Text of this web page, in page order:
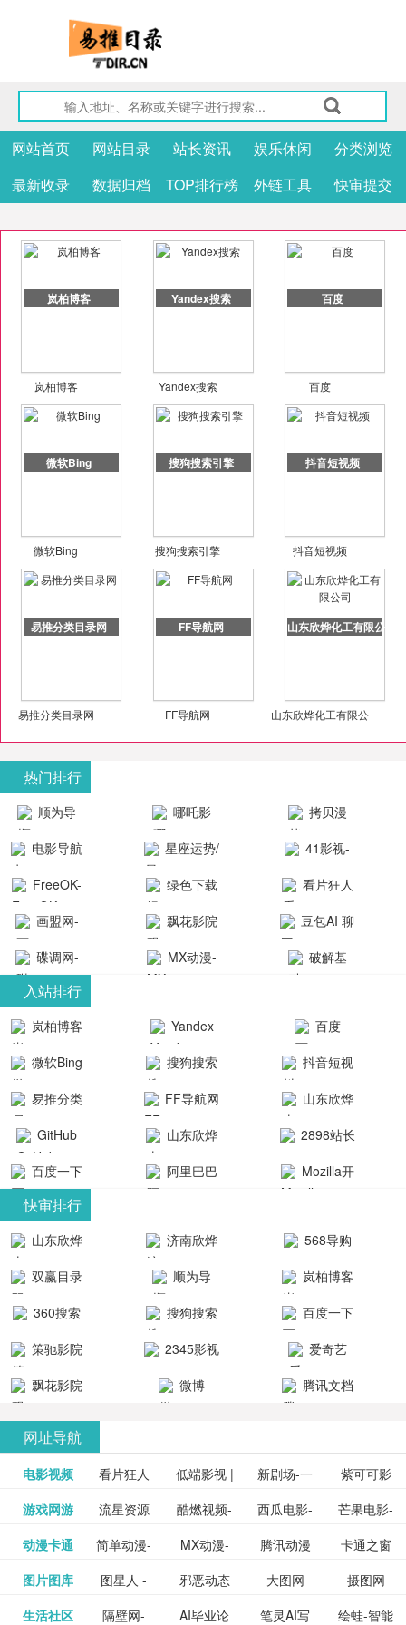
网站首页 网站目录 站长资讯 娱乐休闲
分类浏览
最新收录
数据归档 TOP排行榜 外链工具 快审提交
岚柏博客
岚柏博客
Yandex搜索
Yandex搜索
百度
百度
微软Bing
微软Bing
搜狗搜索引擎
搜狗搜索引擎
抖音短视频
抖音短视频
易推分类目录网
易推分类目录网
FF导航网
FF导航网
山东欣烨化工有限公司
山东欣烨化工有限公
热门排行
顺为导
航-办公运营
哪吒影
院-哪吒影院
提供最新、
最全的高清
电影、电视
剧、动漫和
综艺节目免
费观看。平
台内容丰
富，更新快
速，支持在
线观看，满
足各类影迷
需求，提供
无广告、高
清流畅的观
影体验。
拷贝漫
画-官网
动漫综合
电影导航
- 免费看电影
就来这！ | 快
导航网-免费
看电影就来
这！收录大
量免费看电
影网站！
星座运势/
最星座/美国
神婆星座网
41影视-
聚合最近好
看的电视剧
最新电影网
站-41影视为
成全短剧电
视剧、电视
剧大全、好
看的电视
剧、最新的
电影在线观
看，神马影
最新好看的
剧片、爱情
片、搞笑片
等全新电
影，是影
FreeOK-
FreeOK影视
官网-最新影
视资源|追剧
也很卷
绿色下载
吧
看片狂人
- 高清视频资
源免费在线
观看
画盟网-
画师联盟官
网
_huashilm.com_
动漫综合
飘花影院
网
豆包AI 聊
天智能对话
网页版入口
碟调网-
碟调网为您
提供最新电
视剧和2025
年最新电影
的在线观
看，快来碟
调电影网在
线观看最新
热门影视作
MX动漫-
漫免费在线
观看
破解基
整合当前互
联网最新最
全最优质的
软件免费下
载、资源免
费共享、技
术教程学习
台！整合破
合破解游
戏、整合安
卓破解软件
分享与下
载！旨在打
件共享站、
资源
入站排行
岚柏博客
Yandex
搜索
百度
微软Bing
搜狗搜索
引擎
抖音短视
频
易推分类
目录网
FF导航网
山东欣烨
化工有限公
GitHub
山东欣烨
生物科技有
2898站长
资源平台
百度一下
阿里巴巴
Mozilla开
快审排行
山东欣烨
生物科技有
济南欣烨
科技有限公
568导购
网
双赢目录
顺为导
航-办公运营
岚柏博客
360搜索
搜狗搜索
百度一下
策驰影院
2345影视
大全
爱奇艺
VIP会员
飘花影院
微博 腾讯文档
网址导航
电影视频 看片狂人 低端影视 |
免费高清
在线电影
新剧场-一
个网盘资
源分享小
紫可可影
视-紫可可,
免费提供
泡剧网_最
新电视剧
免费在线
更多>>
游戏网游 流星资源
网-流星蝴
蝶剑官网
酷燃视频-
致力于打
造中国领
西瓜电影-
西瓜视频
网站电影
芒果电影-
芒果TV网
站电影频
豆瓣电影-
豆瓣电影
更多>>
动漫卡通 简单动漫-
日本动画
MX动漫-
最新最全
腾讯动漫
频道
卡通之窗
三毛漫画
网
更多>>
图片图库 图星人 -
设计图片
邪恶动态
图片大全
大图网
摄图网
图行天下
更多>>
生活社区 隔壁网- AI毕业论 笔灵AI写 绘蛙-智能